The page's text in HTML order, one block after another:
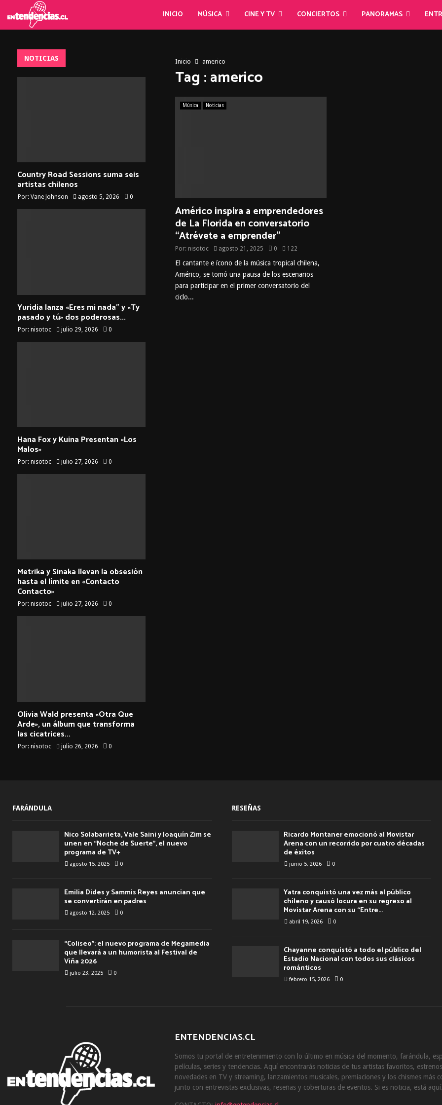
INICIO MÚSICA CINE Y TV CONCIERTOS PANORAMAS
Inicio americo
Tag : americo
Música Noticias
Américo inspira a emprendedores
de La Florida en conversatorio
“Atrévete a emprender”
Por: nisotoc agosto 21, 2025 0 122
El cantante e ícono de la música tropical chilena,
Américo, se tomó una pausa de los escenarios
para participar en el primer conversatorio del
ciclo...
NOTICIAS
Country Road Sessions suma seis
artistas chilenos
Por: Vane Johnson agosto 5, 2026 0
Yuridia lanza «Eres mi nada” y «Ty
pasado y tú» dos poderosas...
Por: nisotoc julio 29, 2026 0
Hana Fox y Kuina Presentan «Los
Malos»
Por: nisotoc julio 27, 2026 0
Metrika y Sinaka llevan la obsesión
hasta el límite en «Contacto
Contacto»
Por: nisotoc julio 27, 2026 0
Olivia Wald presenta «Otra Que
Arde», un álbum que transforma
las cicatrices...
Por: nisotoc julio 26, 2026 0
FARÁNDULA
Nico Solabarrieta, Vale Saini y Joaquín Zim se
unen en “Noche de Suerte”, el nuevo
programa de TV+
agosto 15, 2025 0
Emilia Dides y Sammis Reyes anuncian que
se convertirán en padres
agosto 12, 2025 0
“Coliseo”: el nuevo programa de Megamedia
que llevará a un humorista al Festival de
Viña 2026
julio 23, 2025 0
RESEÑAS
Ricardo Montaner emocionó al Movistar
Arena con un recorrido por cuatro décadas
de éxitos
junio 5, 2026 0
Yatra conquistó una vez más al público
chileno y causó locura en su regreso al
Movistar Arena con su “Entre...
abril 19, 2026 0
Chayanne conquistó a todo el público del
Estadio Nacional con todos sus clásicos
románticos
febrero 15, 2026 0
ENTENDENCIAS.CL
Somos tu portal de entretenimiento con lo último en música del momento, farándula,
películas, series y tendencias. Aquí encontrarás noticias de tus artistas favoritos,
novedades en TV y streaming, lanzamientos musicales, premiaciones y los chismes más
junto con entrevistas exclusivas, reseñas y coberturas de eventos. Si es noticia, está aquí.